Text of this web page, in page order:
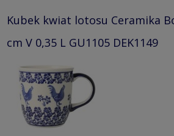
Kubek kwiat lotosu Ceramika
cm V 0,35 L GU1105 DEK1149